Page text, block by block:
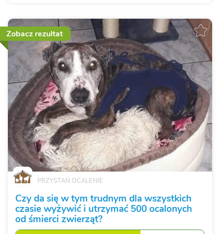
Zobacz rezultat
PRZYSTAŃ OCALENIE
Czy da się w tym trudnym dla wszystkich
czasie wyżywić i utrzymać 500 ocalonych
od śmierci zwierząt?